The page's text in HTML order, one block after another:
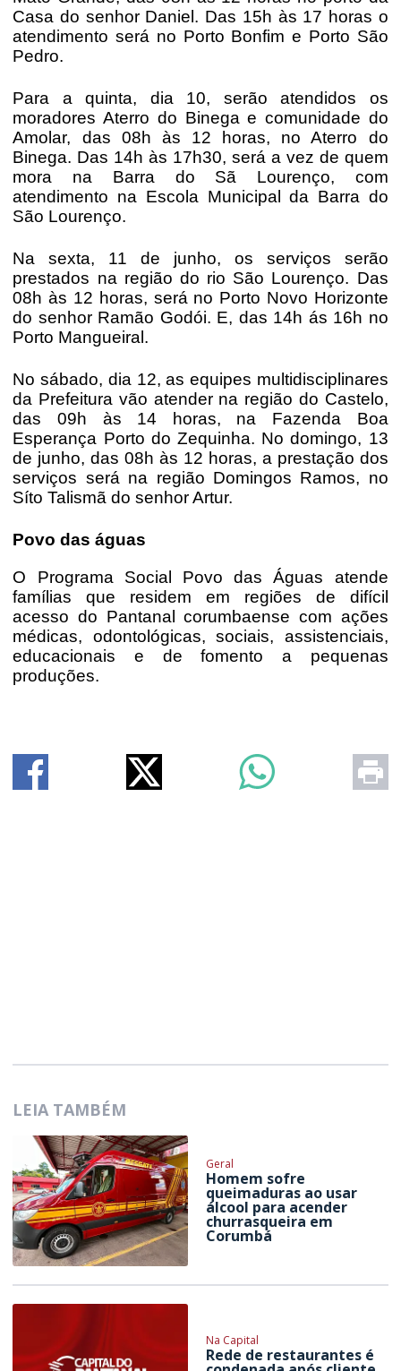
Casa do senhor Daniel. Das 15h às 17 horas o
atendimento será no Porto Bonfim e Porto São
Pedro.
Para a quinta, dia 10, serão atendidos os
moradores Aterro do Binega e comunidade do
Amolar, das 08h às 12 horas, no Aterro do
Binega. Das 14h às 17h30, será a vez de quem
mora na Barra do Sã Lourenço, com
atendimento na Escola Municipal da Barra do
São Lourenço.
Na sexta, 11 de junho, os serviços serão
prestados na região do rio São Lourenço. Das
08h às 12 horas, será no Porto Novo Horizonte
do senhor Ramão Godói. E, das 14h ás 16h no
Porto Mangueiral.
No sábado, dia 12, as equipes multidisciplinares
da Prefeitura vão atender na região do Castelo,
das 09h às 14 horas, na Fazenda Boa
Esperança Porto do Zequinha. No domingo, 13
de junho, das 08h às 12 horas, a prestação dos
serviços será na região Domingos Ramos, no
Síto Talismã do senhor Artur.
Povo das águas
O Programa Social Povo das Águas atende
famílias que residem em regiões de difícil
acesso do Pantanal corumbaense com ações
médicas, odontológicas, sociais, assistenciais,
educacionais e de fomento a pequenas
produções.
LEIA TAMBÉM
Geral
Homem sofre
queimaduras ao usar
álcool para acender
churrasqueira em
Corumbá
Na Capital
Rede de restaurantes é